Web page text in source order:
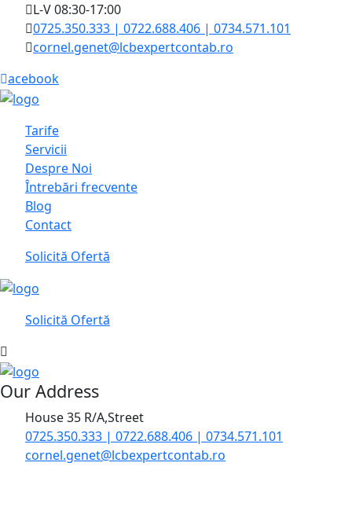
L-V 08:30-17:00
0725.350.333 | 0722.688.406 | 0734.571.101
cornel.genet@lcbexpertcontab.ro
acebook
Tarife
Servicii
Despre Noi
Întrebări frecvente
Blog
Contact
Solicită Ofertă
Solicită Ofertă
Our Address
House 35 R/A,Street
0725.350.333 | 0722.688.406 | 0734.571.101
cornel.genet@lcbexpertcontab.ro